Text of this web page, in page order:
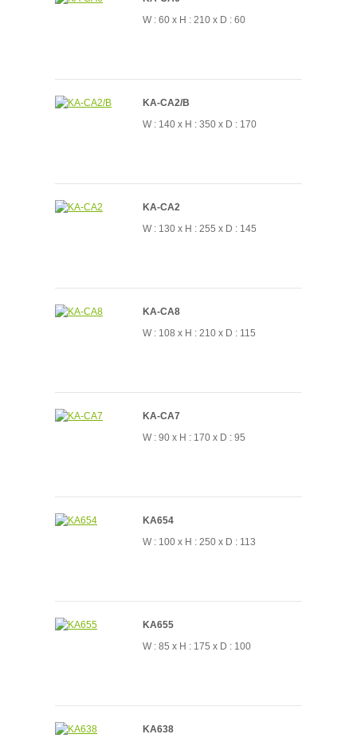
W : 60 x H : 210 x D : 60
KA-CA2/B
W : 140 x H : 350 x D : 170
KA-CA2
W : 130 x H : 255 x D : 145
KA-CA8
W : 108 x H : 210 x D : 115
KA-CA7
W : 90 x H : 170 x D : 95
KA654
W : 100 x H : 250 x D : 113
KA655
W : 85 x H : 175 x D : 100
KA638